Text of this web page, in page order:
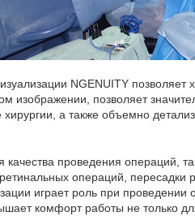
NGENUITY позволяет
изображении, позволяет
а также объемно
проведения операций,
операций, пересадки
играет роль при проведении
комфорт работы не только